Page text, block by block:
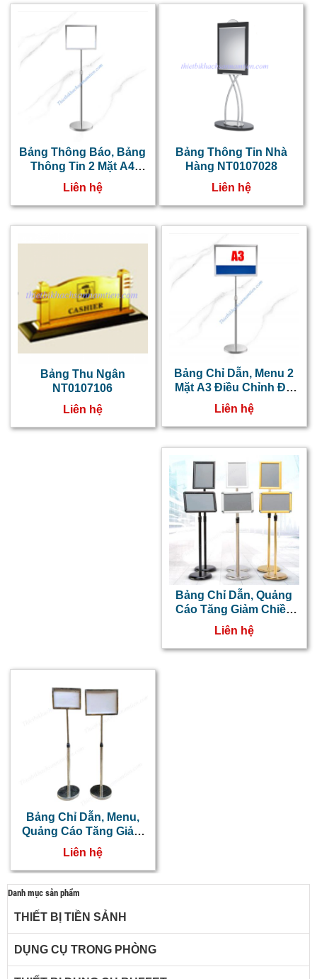
Bảng Thông Báo, Bảng
Thông Tin 2 Mặt A4
Tăng Giảm Chiều Cao
NT0107063
Liên hệ
Bảng Thông Tin Nhà
Hàng NT0107028
Liên hệ
Bảng Thu Ngân
NT0107106
Liên hệ
Bảng Chỉ Dẫn, Menu 2
Mặt A3 Điều Chỉnh Độ
Cao NT0107065
Liên hệ
Bảng Chỉ Dẫn, Quảng
Cáo Tăng Giảm Chiều
Cao Inox Vàng Khổ A2,
A1
Liên hệ
Bảng Chỉ Dẫn, Menu,
Quảng Cáo Tăng Giảm
Chiều Cao Khổ A3
Liên hệ
Danh mục sản phẩm
THIẾT BỊ TIỀN SẢNH
DỤNG CỤ TRONG PHÒNG